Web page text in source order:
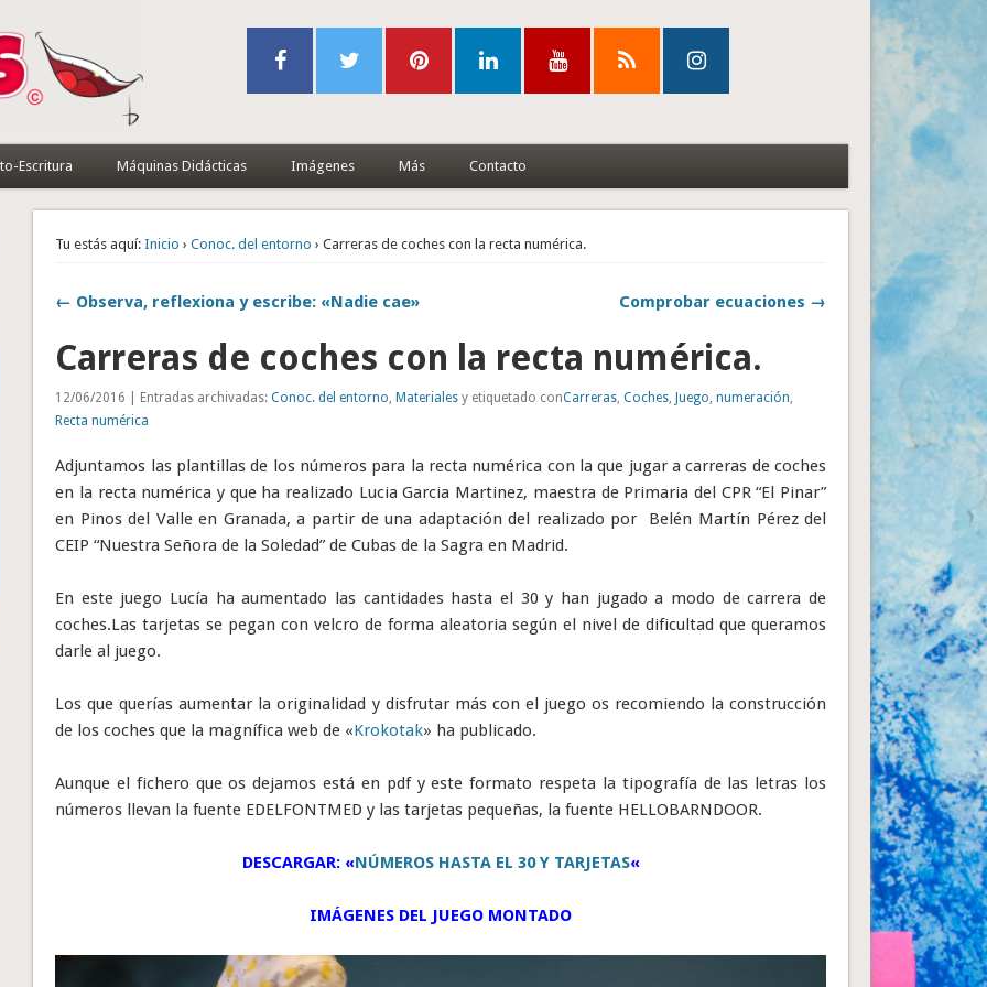
Escritura Máquinas Didácticas Imágenes Más Contacto
Tu estás aquí: Inicio ›Conoc. del entorno › Carreras de coches con la recta numérica.
← Observa, reflexiona y escribe: «Nadie cae» Comprobar ecuaciones →
Carreras de coches con la recta numérica.
12/06/2016 | Entradas archivadas:Conoc. del entorno,Materiales y etiquetado conCarreras,Coches,Juego,numeración,
Recta numérica
Adjuntamos las plantillas de los números para la recta numérica con la que jugar a carreras de coches
en la recta numérica y que ha realizado Lucia Garcia Martinez, maestra de Primaria del CPR “El Pinar”
en Pinos del Valle en Granada, a partir de una adaptación del realizado por Belén Martín Pérez del
CEIP “Nuestra Señora de la Soledad” de Cubas de la Sagra en Madrid.
En este juego Lucía ha aumentado las cantidades hasta el 30 y han jugado a modo de carrera de
coches.Las tarjetas se pegan con velcro de forma aleatoria según el nivel de dificultad que queramos
darle al juego.
Los que querías aumentar la originalidad y disfrutar más con el juego os recomiendo la construcción
de los coches que la magnífica web de «Krokotak» ha publicado.
Aunque el fichero que os dejamos está en pdf y este formato respeta la tipografía de las letras los
números llevan la fuente EDELFONTMED y las tarjetas pequeñas, la fuente HELLOBARNDOOR.
DESCARGAR: «NÚMEROS HASTA EL 30 Y TARJETAS«
IMÁGENES DEL JUEGO MONTADO